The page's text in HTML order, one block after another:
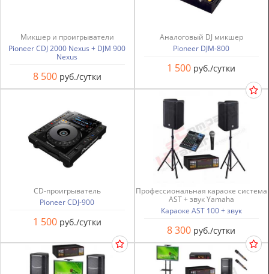
Микшер и проигрыватели
Pioneer CDJ 2000 Nexus + DJM 900
Nexus
8 500 руб./сутки
Аналоговый DJ микшер
Pioneer DJM-800
1 500 руб./сутки
CD-проигрыватель
Pioneer CDJ-900
1 500 руб./сутки
Профессиональная караоке система
AST + звук Yamaha
Караоке AST 100 + звук
8 300 руб./сутки